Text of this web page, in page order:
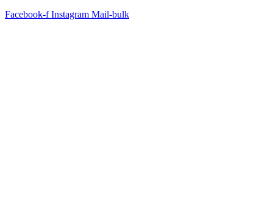
Facebook-f Instagram Mail-bulk